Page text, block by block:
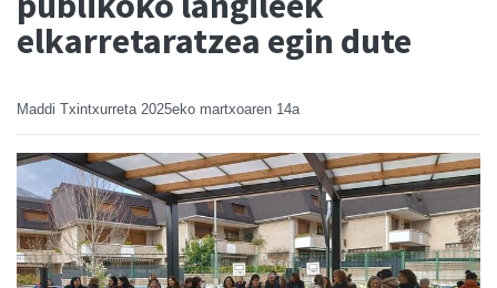
elkarretaratzea egin dute
Maddi Txintxurreta 2025eko martxoaren 14a